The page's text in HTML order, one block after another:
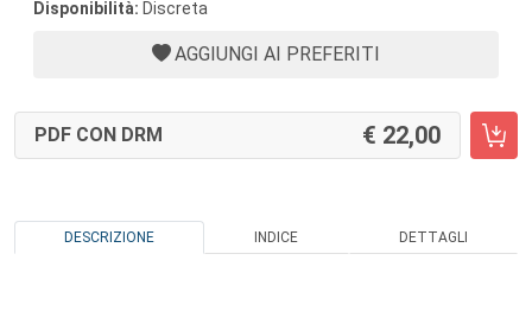
Disponibilità: Discreta
AGGIUNGI AI PREFERITI
PDF CON DRM 22,00
DESCRIZIONE INDICE DETTAGLI